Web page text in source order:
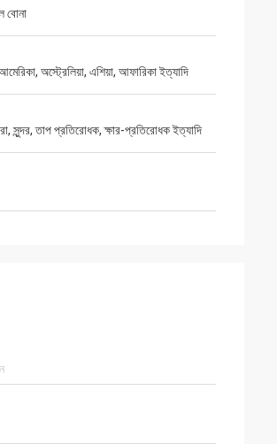
বোনা
অস্ট্রেলিয়া, এশিয়া, আফারিকা ইত্যাদি
সুন্দর, তাপ প্রতিরোধক, ক্ষার-প্রতিরোধক ইত্যাদি